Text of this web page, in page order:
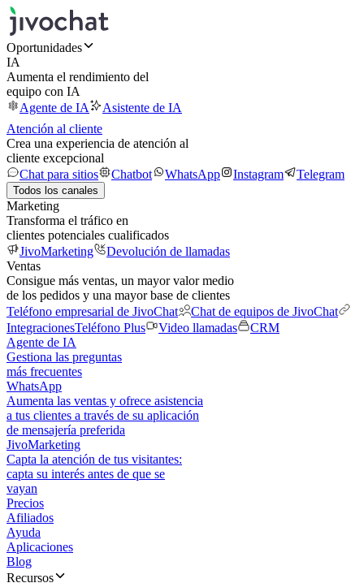
Oportunidades
IA
Aumenta el rendimiento del
equipo con IA
Agente de IA
Asistente de IA
Atención al cliente
Crea una experiencia de atención al
cliente excepcional
Chat para sitios
Chatbot WhatsApp Instagram Telegram
Todos los canales
Marketing
Transforma el tráfico en
clientes potenciales cualificados
JivoMarketing
Devolución de llamadas
Ventas
Consigue más ventas, un mayor valor medio
de los pedidos y una mayor base de clientes
Teléfono empresarial de JivoChat
Chat de equipos de JivoChat
IntegracionesTeléfono Plus Video llamadas
CRM
Agente de IA
Gestiona las preguntas
más frecuentes
WhatsApp
Aumenta las ventas y ofrece asistencia
a tus clientes a través de su aplicación
de mensajería preferida
JivoMarketing
Capta la atención de tus visitantes:
capta su interés antes de que se
vayan
Precios
Afiliados
Ayuda
Aplicaciones
Blog
Recursos